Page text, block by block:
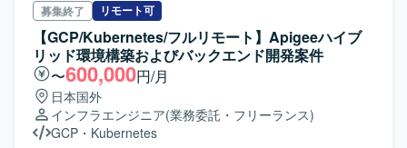
像】 プロ意識をもって自力で制作を完遂できるスキルレベ
ルの方を求めています。 【ポジションの魅力】 エンドクラ
イアント向け商用サービス開発案件で、複数名体制の中で
クラウドバックエンド開発に携わることができます。 【開
発環境】 node.js、TypeScript、GCP、GCP-Firebase、
Nest.js、Express
募集終了 リモート可
【GCP/Kubernetes/フルリモート】Apigeeハイブ
リッド環境構築およびバックエンド開発案件
〜600,000円/月
日本国外
インフラエンジニア(業務委託・フリーランス)
GCP ・ Kubernetes